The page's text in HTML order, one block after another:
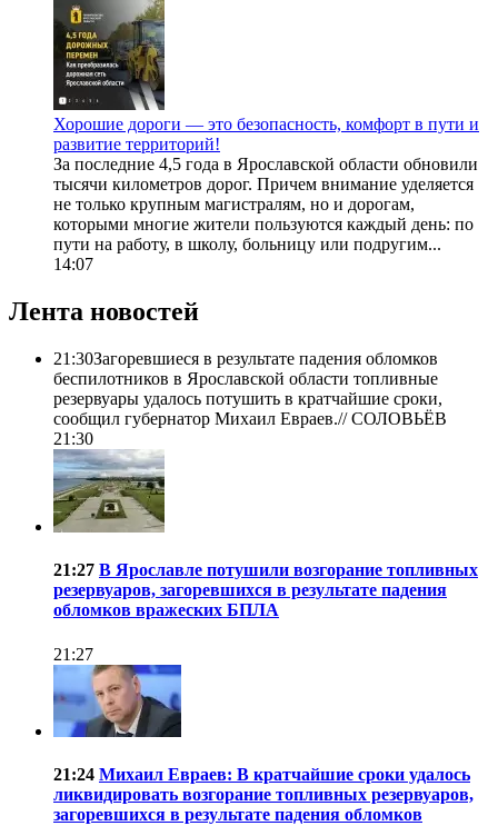
Хорошие дороги — это безопасность, комфорт в пути и
развитие территорий!
За последние 4,5 года в Ярославской области обновили
тысячи километров дорог. Причем внимание уделяется
не только крупным магистралям, но и дорогам,
которыми многие жители пользуются каждый день: по
пути на работу, в школу, больницу или подругим...
14:07
Лента новостей
21:30Загоревшиеся в результате падения обломков
беспилотников в Ярославской области топливные
резервуары удалось потушить в кратчайшие сроки,
сообщил губернатор Михаил Евраев.//СОЛОВЬЁВ
21:30
21:27 В Ярославле потушили возгорание топливных
резервуаров, загоревшихся в результате падения
обломков вражеских БПЛА
21:27
21:24 Михаил Евраев: В кратчайшие сроки удалось
ликвидировать возгорание топливных резервуаров,
загоревшихся в результате падения обломков